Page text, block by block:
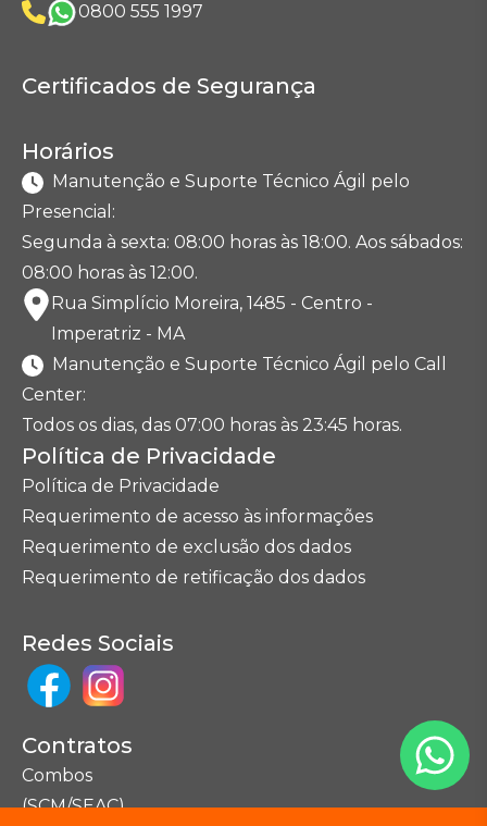
0800 555 1997
Certificados de Segurança
Horários
Manutenção e Suporte Técnico Ágil pelo
Presencial:
Segunda à sexta: 08:00 horas às 18:00. Aos sábados:
08:00 horas às 12:00.
Rua Simplício Moreira, 1485 - Centro -
Imperatriz - MA
Manutenção e Suporte Técnico Ágil pelo Call
Center:
Todos os dias, das 07:00 horas às 23:45 horas.
Política de Privacidade
Política de Privacidade
Requerimento de acesso às informações
Requerimento de exclusão dos dados
Requerimento de retificação dos dados
Redes Sociais
Contratos
Combos
(SCM/SEAC)